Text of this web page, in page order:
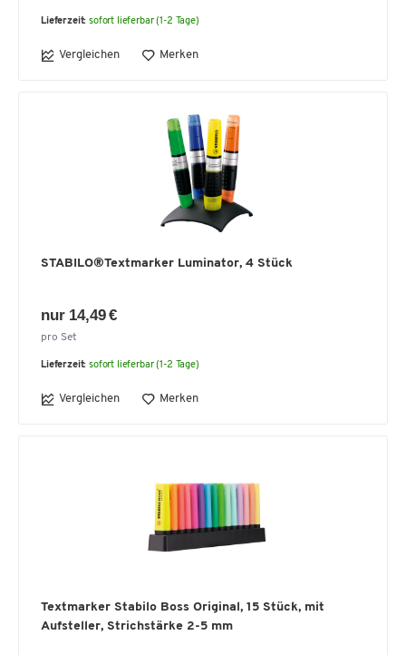
Lieferzeit: sofort lieferbar (1-2 Tage)
Vergleichen Merken
STABILO®Textmarker Luminator, 4 Stück
nur 14,49 €
pro Set
Lieferzeit: sofort lieferbar (1-2 Tage)
Vergleichen Merken
Textmarker Stabilo Boss Original, 15 Stück, mit
Aufsteller, Strichstärke 2-5 mm